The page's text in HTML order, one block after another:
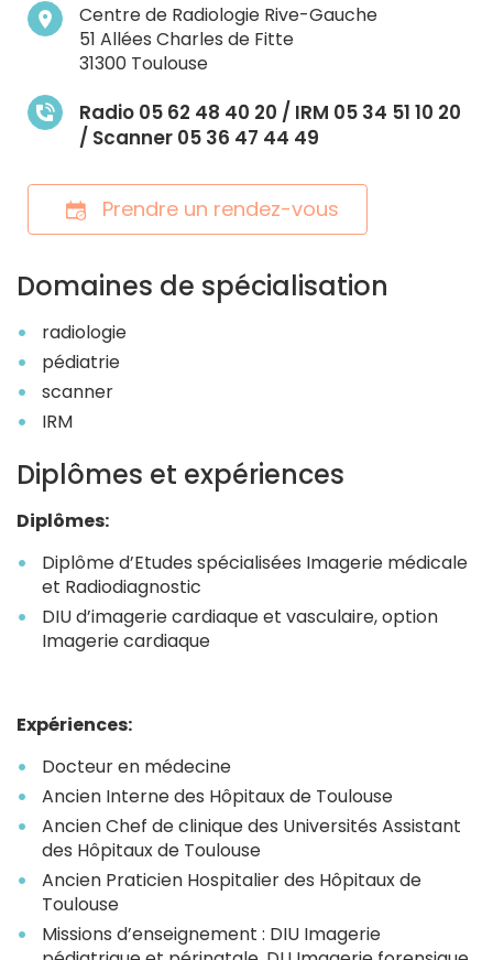
Centre de Radiologie Rive-Gauche
51 Allées Charles de Fitte
31300 Toulouse
Radio 05 62 48 40 20 / IRM 05 34 51 10 20
/ Scanner 05 36 47 44 49
Prendre un rendez-vous
Domaines de spécialisation
radiologie
pédiatrie
scanner
IRM
Diplômes et expériences
Diplômes:
Diplôme d’Etudes spécialisées Imagerie médicale
et Radiodiagnostic
DIU d’imagerie cardiaque et vasculaire, option
Imagerie cardiaque
Expériences:
Docteur en médecine
Ancien Interne des Hôpitaux de Toulouse
Ancien Chef de clinique des Universités Assistant
des Hôpitaux de Toulouse
Ancien Praticien Hospitalier des Hôpitaux de
Toulouse
Missions d’enseignement : DIU Imagerie